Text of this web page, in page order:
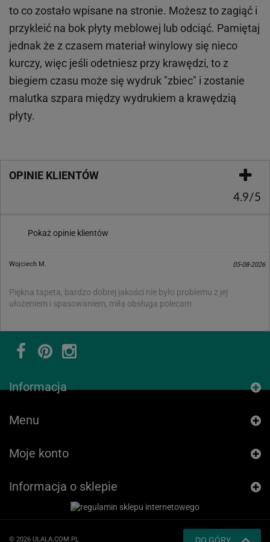
to co zostało wpisane na stronie. Możesz to zagiąć i
przykleić na bok płyty meblowej lub odciąć. Pamiętaj
jednak że z czasem materiał winylowy się nieco
kurczy, więc jeśli odetniesz przy krawędzi, to z
biegiem czasu może się wydruk "zbiec" i zostanie
malutka szpara między wydrukiem a krawędzią
płyty.
OPINIE KLIENTÓW
4.9/5
Pokaż opinie klientów
Wojciech M. 05-08-2026
Piękna tapeta, bardzo dobrej jakości nie było problemu z jej
ułożeniem i spasowaniem, miła obsługa polecam
Informacja
Menu
Moje konto
Informacja o sklepie
© 2026 ULALA.COM.PL DO GÓRY